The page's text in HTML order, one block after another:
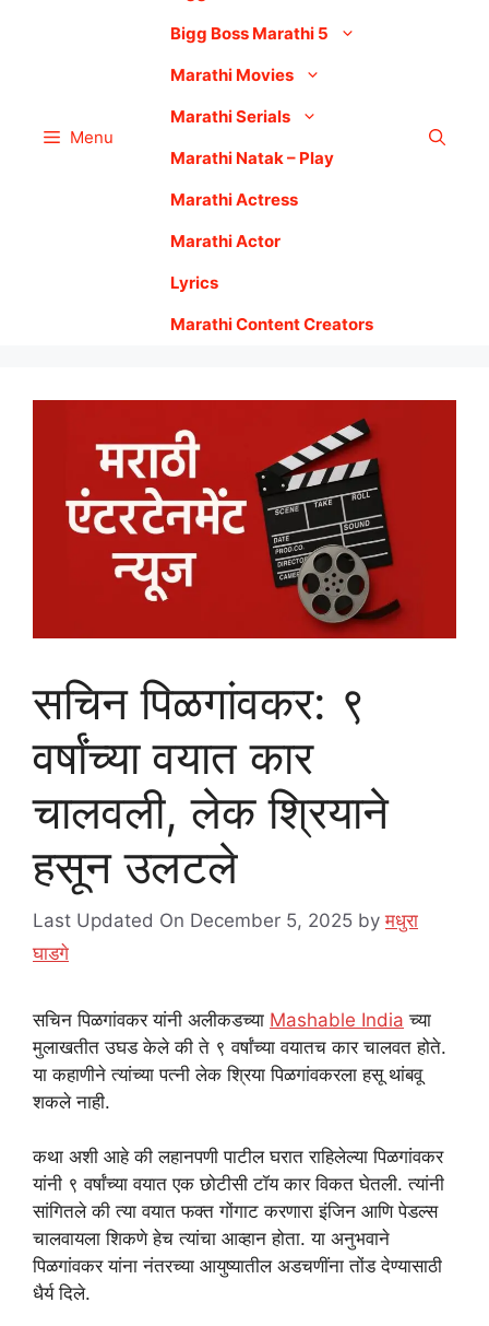
Menu
Bigg Boss Marathi 5
Marathi Movies
Marathi Serials
Marathi Natak – Play
Marathi Actress
Marathi Actor
Lyrics
Marathi Content Creators
सचिन पिळगांवकर: ९
वर्षांच्या वयात कार
चालवली, लेक श्रियाने
हसून उलटले
Last Updated On December 5, 2025 byमधुरा
घाडगे
सचिन पिळगांवकर यांनी अलीकडच्या Mashable India च्या
मुलाखतीत उघड केले की ते ९ वर्षांच्या वयातच कार चालवत होते.
या कहाणीने त्यांच्या पत्नी लेक श्रिया पिळगांवकरला हसू थांबवू
शकले नाही.
कथा अशी आहे की लहानपणी पाटील घरात राहिलेल्या पिळगांवकर
यांनी ९ वर्षांच्या वयात एक छोटीसी टॉय कार विकत घेतली. त्यांनी
सांगितले की त्या वयात फक्त गोंगाट करणारा इंजिन आणि पेडल्स
चालवायला शिकणे हेच त्यांचा आव्हान होता. या अनुभवाने
पिळगांवकर यांना नंतरच्या आयुष्यातील अडचणींना तोंड देण्यासाठी
धैर्य दिले.